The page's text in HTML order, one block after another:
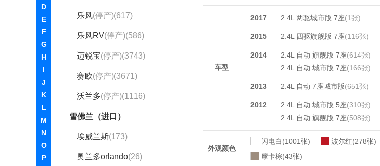
D
E
F
G
H
I
J
K
L
M
N
O
P
乐风(停产)(617)
乐风RV(停产)(586)
迈锐宝(停产)(3743)
赛欧(停产)(3671)
沃兰多(停产)(1116)
雪佛兰（进口）
埃威兰斯(173)
奥兰多orlando(26)
车型
2017 2.4L 两驱城市版 7座(1张)
2015 2.4L 四驱旗舰版 7座(116张)
2014 2.4L 自动 旗舰版 7座(614张)
2.4L 自动 城市版 7座(166张)
2013 2.4L 自动 7座城市版(651张)
2012 2.4L 自动 城市版 5座(310张)
2.4L 自动 旗舰版 7座(508张)
外观颜色
闪电白(1001张) 波尔红(278张)
摩卡棕(43张)